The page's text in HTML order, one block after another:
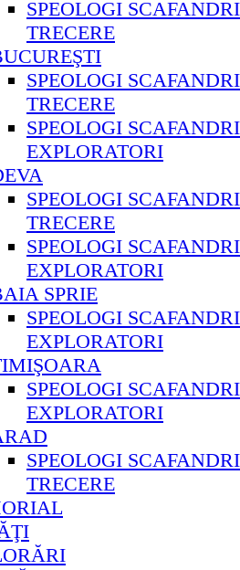
SPEOLOGI
TRECERE
SPEOLOGI
TRECERE
SPEOLOGI SCAFANDRI
EXPLORATORI
SPEOLOGI
TRECERE
SPEOLOGI SCAFANDRI
EXPLORATORI
SPRIE
SPEOLOGI SCAFANDRI
EXPLORATORI
SPEOLOGI SCAFANDRI
EXPLORATORI
SPEOLOGI
TRECERE